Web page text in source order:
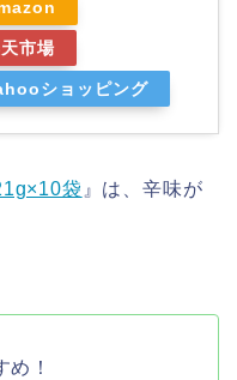
市場
ショッピング
袋 』は、辛味が
め！